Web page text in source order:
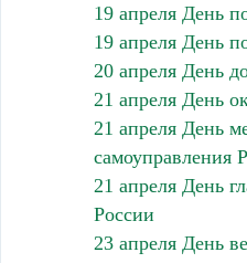
19 апреля День
19 апреля День
20 апреля День
21 апреля День
21 апреля День
самоуправления
21 апреля День
России
23 апреля День